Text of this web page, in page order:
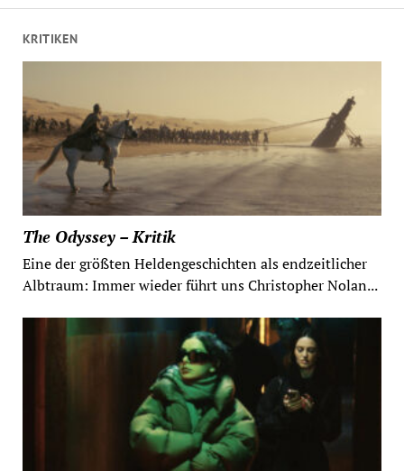
KRITIKEN
The Odyssey – Kritik
Eine der größten Heldengeschichten als endzeitlicher
Albtraum: Immer wieder führt uns Christopher Nolan...